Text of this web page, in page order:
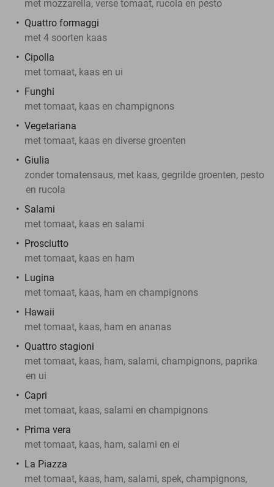
met mozzarella, verse tomaat, rucola en pesto
Quattro formaggi
met 4 soorten kaas
Cipolla
met tomaat, kaas en ui
Funghi
met tomaat, kaas en champignons
Vegetariana
met tomaat, kaas en diverse groenten
Giulia
zonder tomatensaus, met kaas, gegrilde groenten, pesto
en rucola
Salami
met tomaat, kaas en salami
Prosciutto
met tomaat, kaas en ham
Lugina
met tomaat, kaas, ham en champignons
Hawaii
met tomaat, kaas, ham en ananas
Quattro stagioni
met tomaat, kaas, ham, salami, champignons, paprika
en ui
Capri
met tomaat, kaas, salami en champignons
Prima vera
met tomaat, kaas, ham, salami en ei
La Piazza
met tomaat, kaas, ham, salami, spek, champignons,